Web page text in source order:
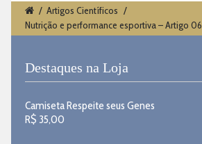
/ Artigos Científicos /
Nutrição e performance esportiva – Artigo 06
Destaques na Loja
Camiseta Respeite seus Genes
R$ 35,00